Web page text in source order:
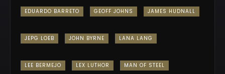
EDUARDO BARRETO GEOFF JOHNS JAMES HUDNALL
JEPG LOEB JOHN BYRNE LANA LANG
LEE BERMEJO LEX LUTHOR MAN OF STEEL